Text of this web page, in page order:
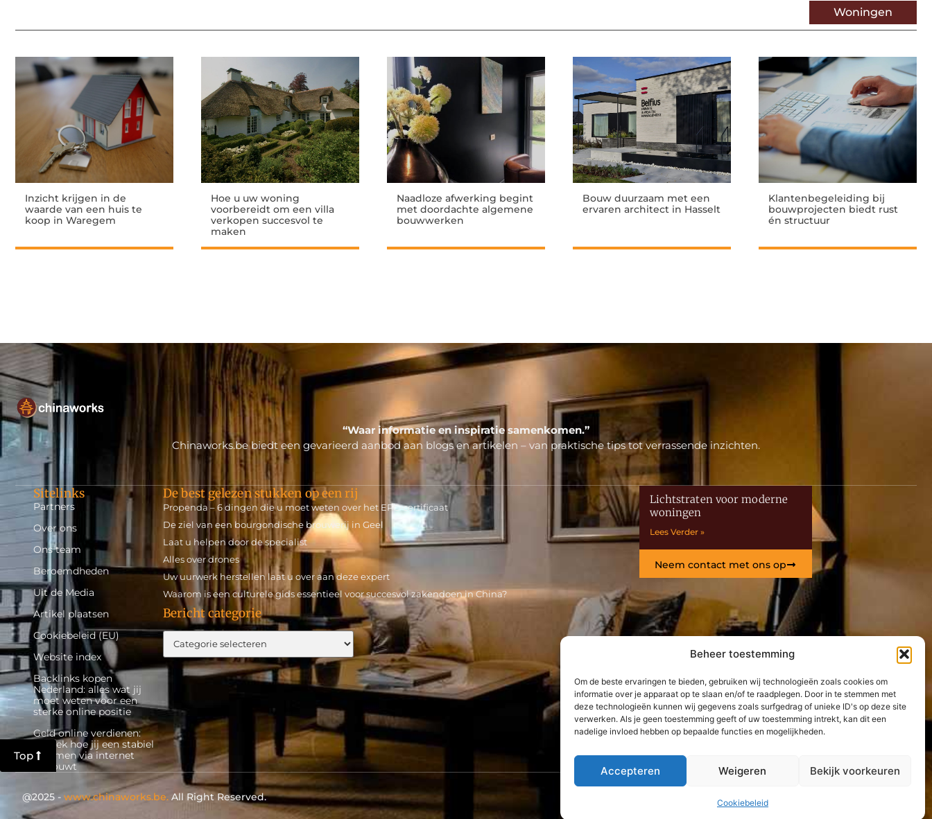
Beheer toestemming
Om de beste ervaringen te bieden, gebruiken wij technologieën zoals cookies om
informatie over je apparaat op te slaan en/of te raadplegen. Door in te stemmen met
deze technologieën kunnen wij gegevens zoals surfgedrag of unieke ID's op deze site
verwerken. Als je geen toestemming geeft of uw toestemming intrekt, kan dit een
nadelige invloed hebben op bepaalde functies en mogelijkheden.
Accepteren Weigeren Bekijk voorkeuren
Cookiebeleid
Top
Woningen
Inzicht krijgen in de
waarde van een huis te
koop in Waregem
Hoe u uw woning
voorbereidt om een villa
verkopen succesvol te
maken
Naadloze afwerking begint
met doordachte algemene
bouwwerken
Bouw duurzaam met een
ervaren architect in Hasselt
Klantenbegeleiding bij
bouwprojecten biedt rust
én structuur
“Waar informatie en inspiratie samenkomen.”
Chinaworks.be biedt een gevarieerd aanbod aan blogs en artikelen – van praktische tips tot verrassende inzichten.
Sitelinks
Partners
Over ons
Ons team
Beroemdheden
Uit de Media
Artikel plaatsen
Cookiebeleid (EU)
Website index
Backlinks kopen
Nederland: alles wat jij
moet weten voor een
sterke online positie
Geld online verdienen:
ontdek hoe jij een stabiel
inkomen via internet
opbouwt
De best gelezen stukken op een rij
Propenda – 6 dingen die u moet weten over het EPC-certificaat
De ziel van een bourgondische brouwerij in Geel
Laat u helpen door de specialist
Alles over drones
Uw uurwerk herstellen laat u over aan deze expert
Waarom is een culturele gids essentieel voor succesvol zakendoen in China?
Bericht categorie
Lichtstraten voor moderne
woningen
Lees Verder »
Neem contact met ons op
@2025 - www.chinaworks.be. All Right Reserved.